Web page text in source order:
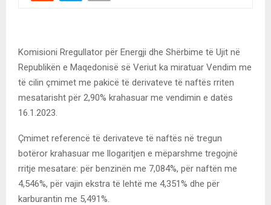
Komisioni Rregullator për Energji dhe Shërbime të Ujit në
Republikën e Maqedonisë së Veriut ka miratuar Vendim me
të cilin çmimet me pakicë të derivateve të naftës rriten
mesatarisht për 2,90% krahasuar me vendimin e datës
16.1.2023.
Çmimet referencë të derivateve të naftës në tregun
botëror krahasuar me llogaritjen e mëparshme tregojnë
rritje mesatare: për benzinën me 7,084%, për naftën me
4,546%, për vajin ekstra të lehtë me 4,351% dhe për
karburantin me 5,491%.